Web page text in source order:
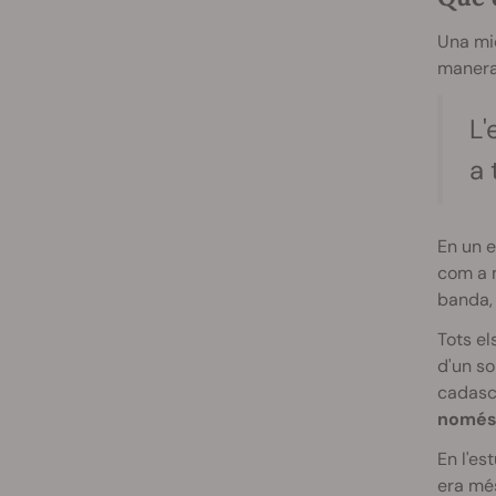
Una
a
En un
com a
Tots
d'un
En
era